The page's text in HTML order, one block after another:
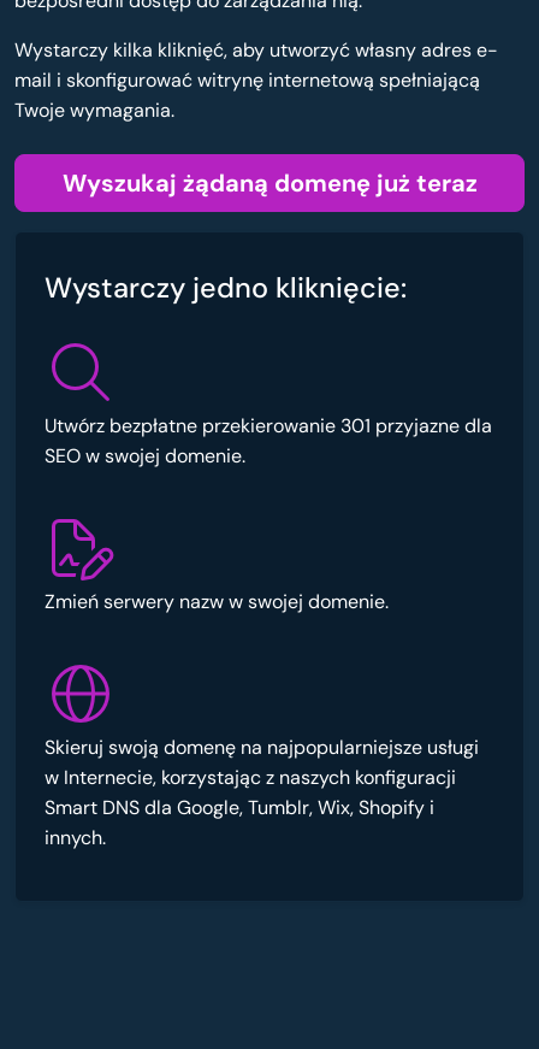
Wystarczy kilka kliknięć, aby utworzyć własny adres e-
mail i skonfigurować witrynę internetową spełniającą
Twoje wymagania.
Wyszukaj żądaną domenę już teraz
Wystarczy jedno kliknięcie:
Utwórz bezpłatne przekierowanie 301 przyjazne dla
SEO w swojej domenie.
Zmień serwery nazw w swojej domenie.
Skieruj swoją domenę na najpopularniejsze usługi
w Internecie, korzystając z naszych konfiguracji
Smart DNS dla Google, Tumblr, Wix, Shopify i
innych.